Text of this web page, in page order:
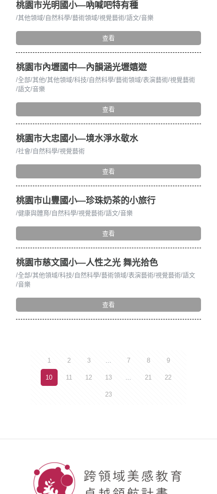
桃園市光明國小—吶喊吧特有種
其他領域 自然科學 藝術領域 視覺藝術 語文 音樂
查看
桃園市內壢國中—內韻涵光壢嬉遊
全部 其他 其他領域 科技 自然科學 藝術領域 表演藝術 視覺藝術
語文 音樂
查看
桃園市大忠國小—境水淨水敬水
社會 自然科學 視覺藝術
查看
桃園市山豐國小—珍珠奶茶的小旅行
健康與體育 自然科學 視覺藝術 語文 音樂
查看
桃園市慈文國小—人性之光 舞光拾色
全部 其他領域 科技 自然科學 藝術領域 表演藝術 視覺藝術 語文
音樂
查看
1 2 3 ... 7 8 9
10 11 12 13 ... 21 22
23